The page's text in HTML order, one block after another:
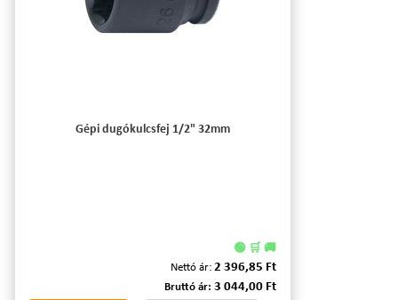
Gépi dugókulcsfej 1/2" 32mm
🟢 🛒 🚚
Nettó ár: 2 396,85 Ft
Bruttó ár: 3 044,00 Ft